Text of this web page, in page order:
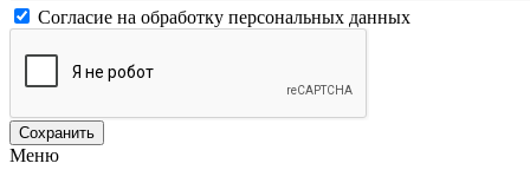
Согласие на обработку персональных данных
Меню